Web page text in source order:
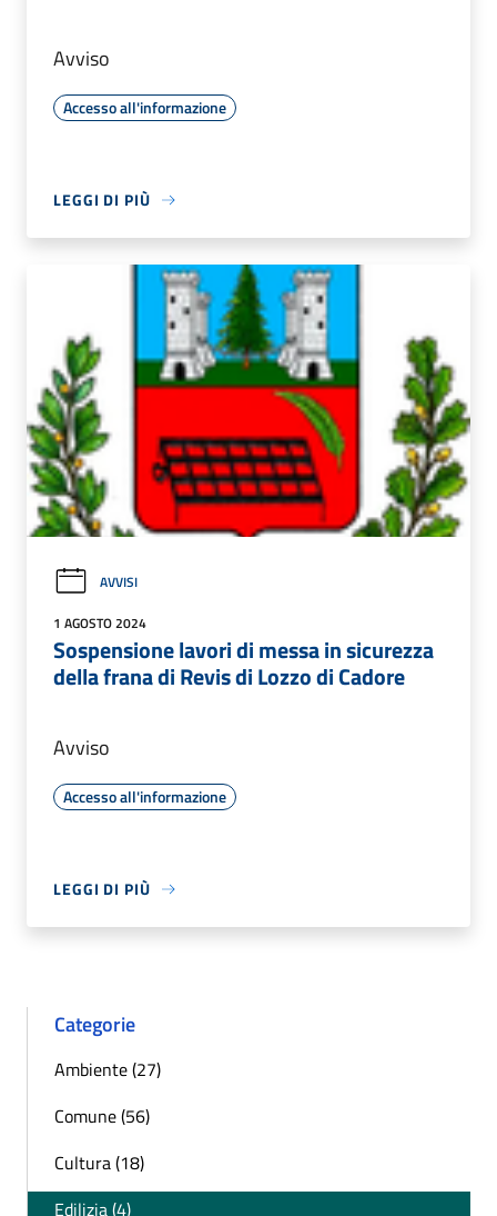
Avviso
Accesso all'informazione
LEGGI DI PIÙ
AVVISI
1 AGOSTO 2024
Sospensione lavori di messa in sicurezza
della frana di Revis di Lozzo di Cadore
Avviso
Accesso all'informazione
LEGGI DI PIÙ
Categorie
Ambiente (27)
Comune (56)
Cultura (18)
Edilizia (4)